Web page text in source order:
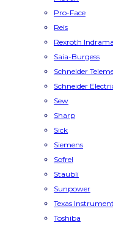
Pro-Face
Reis
Rexroth
Saia-Burgess
Schneider
Schneider
Sew
Sharp
Sick
Siemens
Sofrel
Staubli
Sunpower
Texas Instrument
Toshiba